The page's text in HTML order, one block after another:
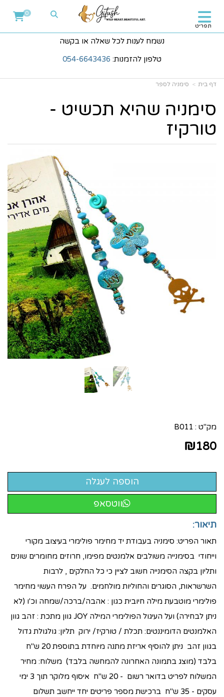
נשמח לענות לכל שאלה או בקשה
טלפון להזמנות: 054-6643436
תפריט
0
דף בית סימניה לספר
סימניה שהיא תכשיט -
טורקיז
מק"ט : B011
₪180
ווטסאפ
תיאור:
תאור הפריט: סימניה בעבודת יד מחימר פולימרי בעיצוב מקורי
וייחודי בסימנייה משולבים אלמנטים מפימו, חרוזים מחומרים שונים
ותליון בקצה הסימנייה חשוב לציין כי כל החלקים , לרבות
השרשראות, הסוגרים והחוליות מולחמים. על הפרח העשוי מחימר
פולימרי מוטבעת מילה חיובית כגון : אהבה/ברכה/שמחה וכ'ו (לא
ניתן לבחירה) ועל העיגול הפולימרי המילה JOY גוון מתכת : זהב גוון
האלמנטים הדומיננטים: תכלת / טורקיז/ ירוק תליון: גולגולת גדול
בגוון זהב ניתן להוסיף אריזת מתנה מיוחדת בתוספת 20 ש"ח
בלבד (מוצג בתמונה האחרונה להמחשה בלבד) משלוח: מחיר
המשלוח לפריט בדואר רשום - 20 ש"ח איסוף מלוקר תוך 3 ימי
עסקים - 35 ש"ח ברכישת מספר פריטים יחד ייחשב תשלום